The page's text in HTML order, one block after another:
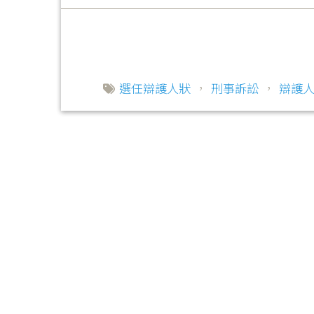
選任辯護人狀 ， 刑事訴訟 ， 辯護人